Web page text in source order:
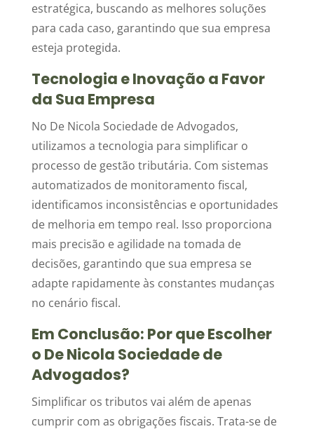
estratégica, buscando as melhores soluções
para cada caso, garantindo que sua empresa
esteja protegida.
Tecnologia e Inovação a Favor
da Sua Empresa
No De Nicola Sociedade de Advogados,
utilizamos a tecnologia para simplificar o
processo de gestão tributária. Com sistemas
automatizados de monitoramento fiscal,
identificamos inconsistências e oportunidades
de melhoria em tempo real. Isso proporciona
mais precisão e agilidade na tomada de
decisões, garantindo que sua empresa se
adapte rapidamente às constantes mudanças
no cenário fiscal.
Em Conclusão: Por que Escolher
o De Nicola Sociedade de
Advogados?
Simplificar os tributos vai além de apenas
cumprir com as obrigações fiscais. Trata-se de